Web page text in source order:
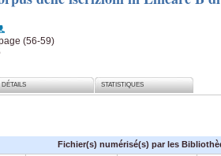
(56-59)
DÉTAILS STATISTIQUES
Fichier(s) numérisé(s) par les